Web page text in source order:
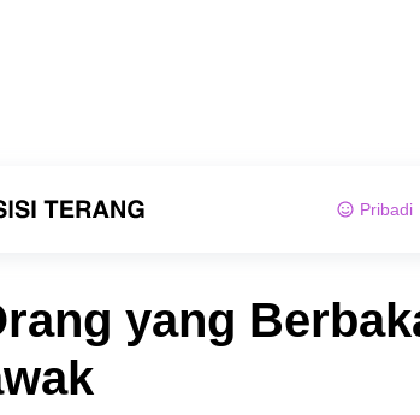
Pribadi
yang